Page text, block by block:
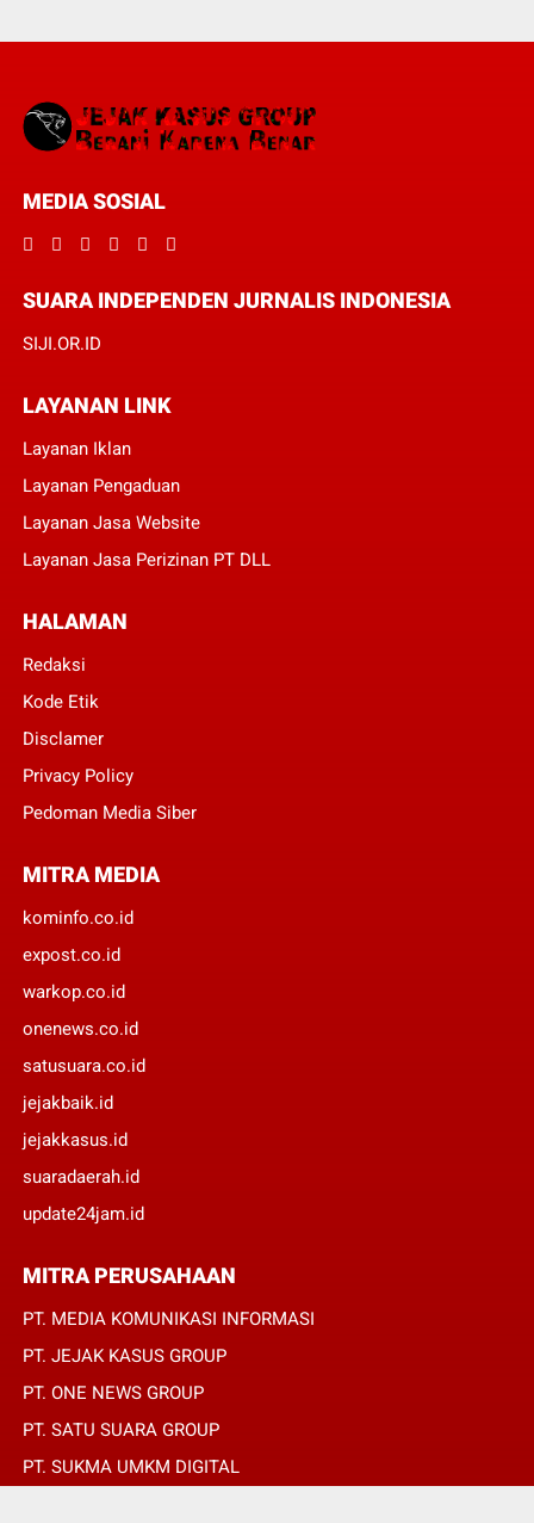
MEDIA SOSIAL
SUARA INDEPENDEN JURNALIS INDONESIA
SIJI.OR.ID
LAYANAN LINK
Layanan Iklan
Layanan Pengaduan
Layanan Jasa Website
Layanan Jasa Perizinan PT DLL
HALAMAN
Redaksi
Kode Etik
Disclamer
Privacy Policy
Pedoman Media Siber
MITRA MEDIA
kominfo.co.id
expost.co.id
warkop.co.id
onenews.co.id
satusuara.co.id
jejakbaik.id
jejakkasus.id
suaradaerah.id
update24jam.id
MITRA PERUSAHAAN
PT. MEDIA KOMUNIKASI INFORMASI
PT. JEJAK KASUS GROUP
PT. ONE NEWS GROUP
PT. SATU SUARA GROUP
PT. SUKMA UMKM DIGITAL